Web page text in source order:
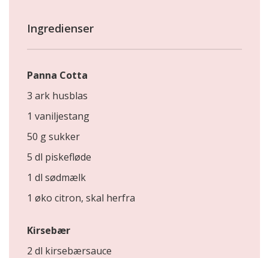
Ingredienser
Panna Cotta
3 ark husblas
1 vaniljestang
50 g sukker
5 dl piskefløde
1 dl sødmælk
1 øko citron, skal herfra
Kirsebær
2 dl kirsebærsauce